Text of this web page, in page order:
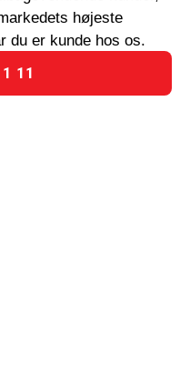
højeste
du er kunde hos os.
11